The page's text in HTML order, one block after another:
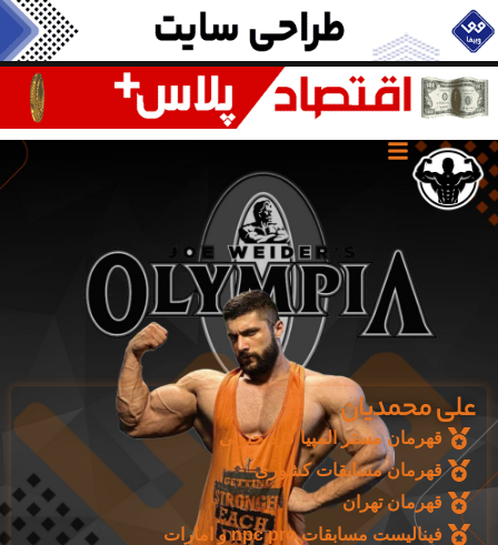
علی محمدیان
قهرمان مستر المپیا کره جنوبی
قهرمان مسابقات کشوری
قهرمان تهران
فینالیست مسابقات npc pro و امارات